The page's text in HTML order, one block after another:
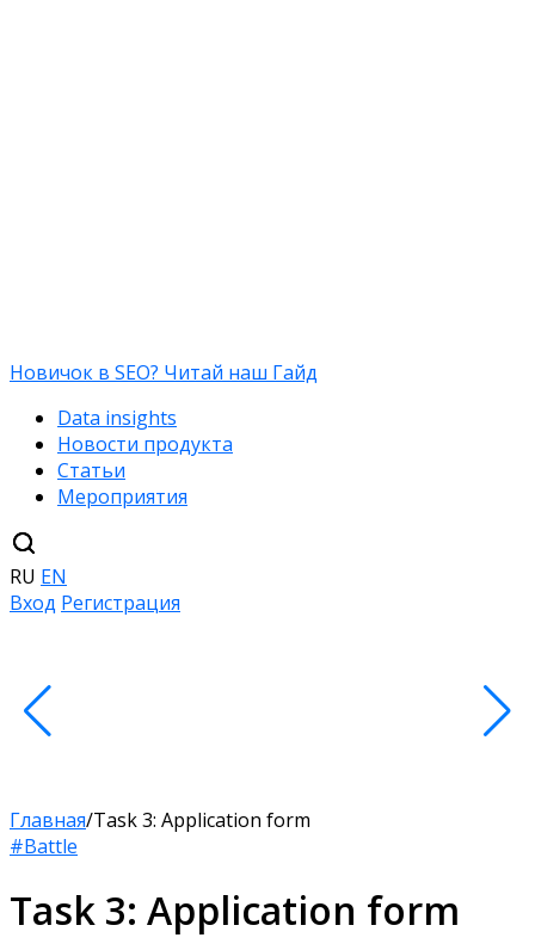
Новичок в SEO? Читай наш Гайд
Data insights
Новости продукта
Статьи
Мероприятия
RU EN
Вход Регистрация
Главная/Task 3: Application form
#Battle
Task 3: Application form